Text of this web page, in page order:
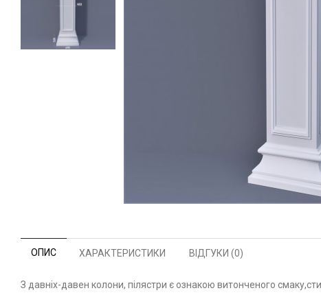
ОПИС ХАРАКТЕРИСТИКИ ВІДГУКИ (0)
З давніх-давен колони, пілястри є ознакою витонченого